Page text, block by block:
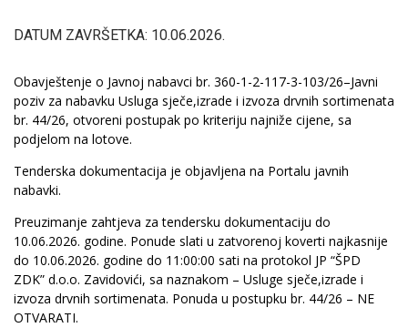
DATUM ZAVRŠETKA: 10.06.2026.
Obavještenje o Javnoj nabavci br. 360-1-2-117-3-103/26–Javni
poziv za nabavku Usluga sječe,izrade i izvoza drvnih sortimenata
br. 44/26, otvoreni postupak po kriteriju najniže cijene, sa
podjelom na lotove.
Tenderska dokumentacija je objavljena na Portalu javnih
nabavki.
Preuzimanje zahtjeva za tendersku dokumentaciju do
10.06.2026. godine. Ponude slati u zatvorenoj koverti najkasnije
do 10.06.2026. godine do 11:00:00 sati na protokol JP “ŠPD
ZDK” d.o.o. Zavidovići, sa naznakom – Usluge sječe,izrade i
izvoza drvnih sortimenata. Ponuda u postupku br. 44/26 – NE
OTVARATI.